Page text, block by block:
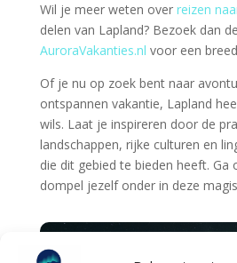
Wil je meer weten over reizen
delen van Lapland? Bezoek dan
AuroraVakanties.nl voor een
Of je nu op zoek bent naar
ontspannen vakantie, Lapland
wils. Laat je inspireren door de
landschappen, rijke culturen en
die dit gebied te bieden heeft. Ga
dompel jezelf onder in deze